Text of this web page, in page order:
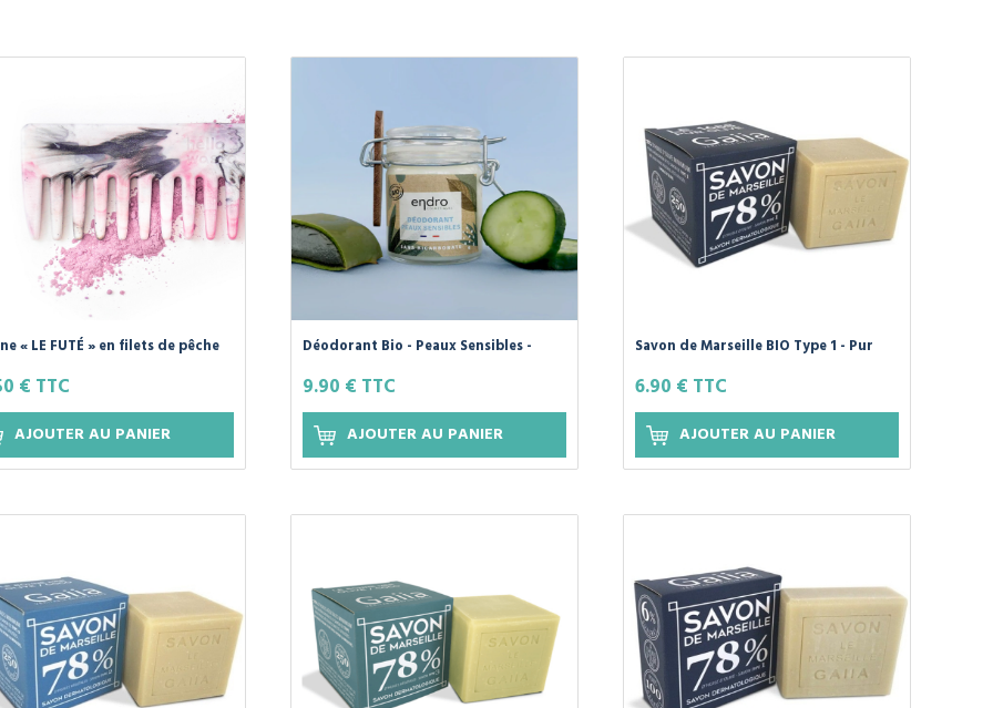
« LE FUTÉ » en filets de pêche
COSMETIQUES -
€ TTC
AJOUTER AU PANIER
Déodorant Bio - Peaux Sensibles -
Huiles Essentielles - 50ml
9.90 € TTC
AJOUTER AU PANIER
Savon de Marseille BIO Type 1 - Pur
6.90 € TTC
AJOUTER AU PANIER